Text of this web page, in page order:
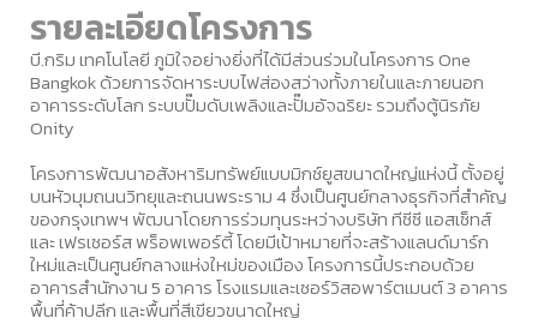
รายละเอียดโครงการ
บี.กริม เทคโนโลยี ภูมิใจอย่างยิ่งที่ได้มีส่วนร่วมในโครงการ One
Bangkok ด้วยการจัดหาระบบไฟส่องสว่างทั้งภายในและภายนอก
อาคารระดับโลก ระบบปั๊มดับเพลิงและปั๊มอัจฉริยะ รวมถึงตู้นิรภัย
Onity
โครงการพัฒนาอสังหาริมทรัพย์แบบมิกซ์ยูสขนาดใหญ่แห่งนี้ ตั้งอยู่
บนหัวมุมถนนวิทยุและถนนพระราม 4 ซึ่งเป็นศูนย์กลางธุรกิจที่สำคัญ
ของกรุงเทพฯ พัฒนาโดยการร่วมทุนระหว่างบริษัท ทีซีซี แอสเซ็ทส์
และ เฟรเซอร์ส พร็อพเพอร์ตี้ โดยมีเป้าหมายที่จะสร้างแลนด์มาร์ก
ใหม่และเป็นศูนย์กลางแห่งใหม่ของเมือง โครงการนี้ประกอบด้วย
อาคารสำนักงาน 5 อาคาร โรงแรมและเซอร์วิสอพาร์ตเมนต์ 3 อาคาร
พื้นที่ค้าปลีก และพื้นที่สีเขียวขนาดใหญ่